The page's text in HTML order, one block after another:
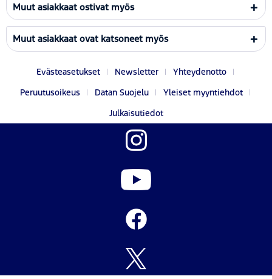
Muut asiakkaat ostivat myös
Muut asiakkaat ovat katsoneet myös
Evästeasetukset Newsletter
Yhteydenotto
Peruutusoikeus
Datan Suojelu
Yleiset myyntiehdot
Julkaisutiedot